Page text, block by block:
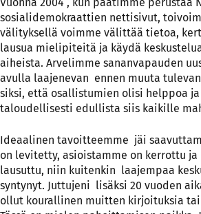
sosialidemokraattien nettisivut,
välityksellä voimme välittää tietoa,
lausua mielipiteitä ja käydä
aiheista. Arvelimme sananvapauden
avulla laajenevan ennen muuta
siksi, että osallistumien olisi helppoa
taloudellisesti edullista siis kaikille
Ideaalinen tavoitteemme jäi
on levitetty, asioistamme on kerrottu
lausuttu, niin kuitenkin laajempaa
syntynyt. Juttujeni lisäksi 20 vuoden
ollut kourallinen muitten kirjoituksia